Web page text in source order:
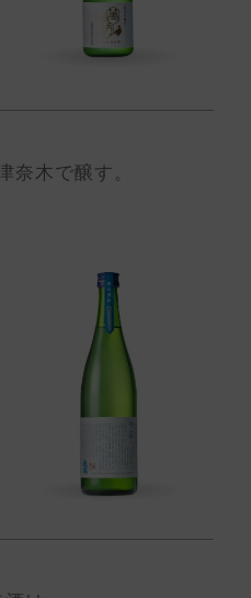
奈木で醸す。